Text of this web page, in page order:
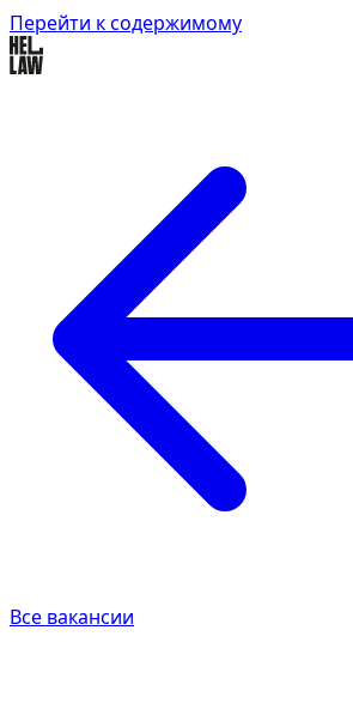
Перейти к содержимому
Все вакансии